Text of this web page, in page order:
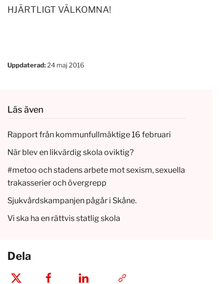
HJÄRTLIGT VÄLKOMNA!
Uppdaterad: 24 maj 2016
Läs även
Rapport från kommunfullmäktige 16 februari
När blev en likvärdig skola oviktig?
#metoo och stadens arbete mot sexism, sexuella
trakasserier och övergrepp
Sjukvårdskampanjen pågår i Skåne.
Vi ska ha en rättvis statlig skola
Dela